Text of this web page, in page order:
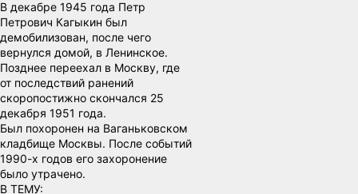
В декабре 1945 года Петр
Петрович Кагыкин был
демобилизован, после чего
вернулся домой, в Ленинское.
Позднее переехал в Москву, где
от последствий ранений
скоропостижно скончался 25
декабря 1951 года.
Был похоронен на Ваганьковском
кладбище Москвы. После событий
1990-х годов его захоронение
было утрачено.
В ТЕМУ: